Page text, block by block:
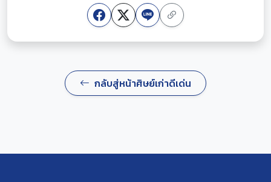
กลับสู่หน้าศิษย์เก่าดีเด่น